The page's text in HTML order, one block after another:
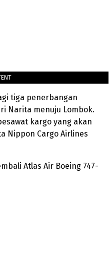
tiga penerbangan
Narita menuju Lombok.
kargo yang akan
Nippon Cargo Airlines
Atlas Air Boeing 747-